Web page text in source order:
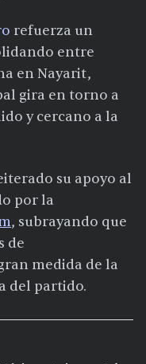
refuerza un
entre
en Nayarit,
gira en torno a
y cercano a la
su apoyo al
por la
, subrayando que
de
medida de la
del partido.